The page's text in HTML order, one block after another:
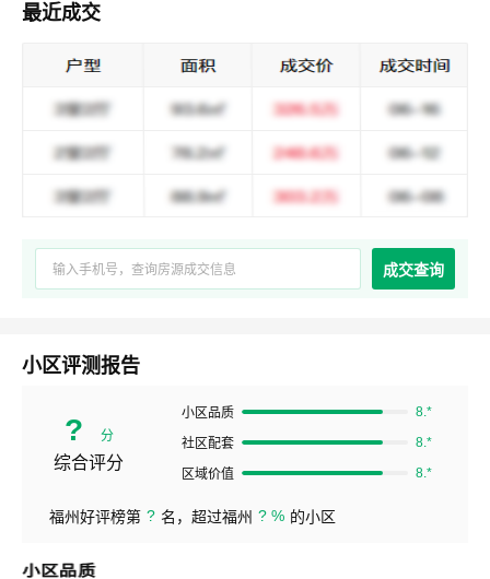
最近成交
成交查询
小区评测报告
? 分
综合评分
福州好评榜第 ? 名，超过福州 ? % 的小区
小区品质 8.*
社区配套 8.*
区域价值 8.*